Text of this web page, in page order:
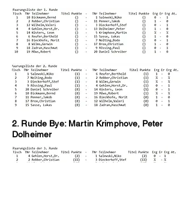
2. Runde Bye: Martin Krimphove, Peter
Dolheimer